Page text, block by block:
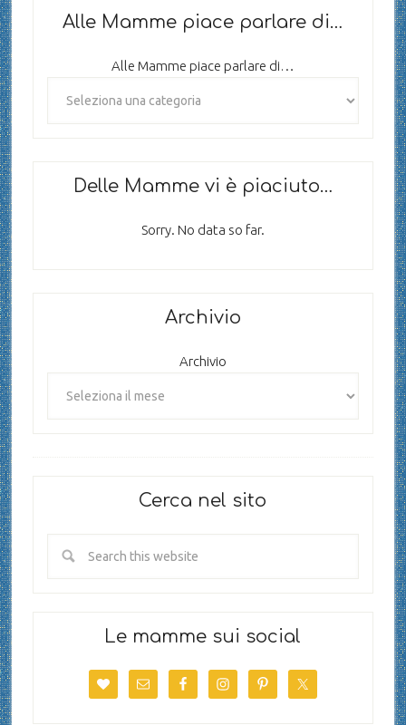
Alle Mamme piace parlare di…
Alle Mamme piace parlare di…
Delle Mamme vi è piaciuto…
Sorry. No data so far.
Archivio
Archivio
Cerca nel sito
Le mamme sui social